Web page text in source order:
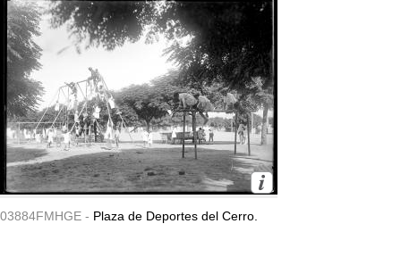
03884FMHGE - Plaza de Deportes del Cerro.